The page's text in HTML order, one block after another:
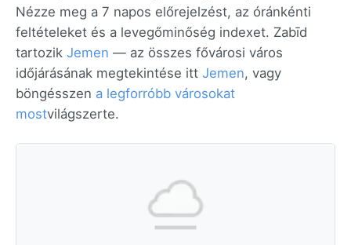
Nézze meg a 7 napos előrejelzést, az óránkénti
feltételeket és a levegőminőség indexet. Zabīd
tartozik Jemen — az összes fővárosi város
időjárásának megtekintése itt Jemen, vagy
böngésszen a legforróbb városokat
mostvilágszerte.